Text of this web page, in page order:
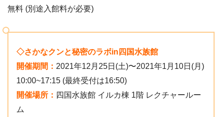
無料 (別途入館料が必要)
◇さかなクンと秘密のラボin四国水族館
開催期間： 2021年12月25日(土)〜2021年1月10日(月)
10:00~17:15 (最終受付は16:50)
開催場所： 四国水族館 イルカ棟 1階 レクチャールー
ム